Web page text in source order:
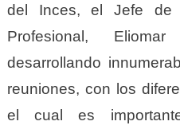
del Inces, el Jefe de
Profesional,
desarrollando
reuniones, con los
el cual es